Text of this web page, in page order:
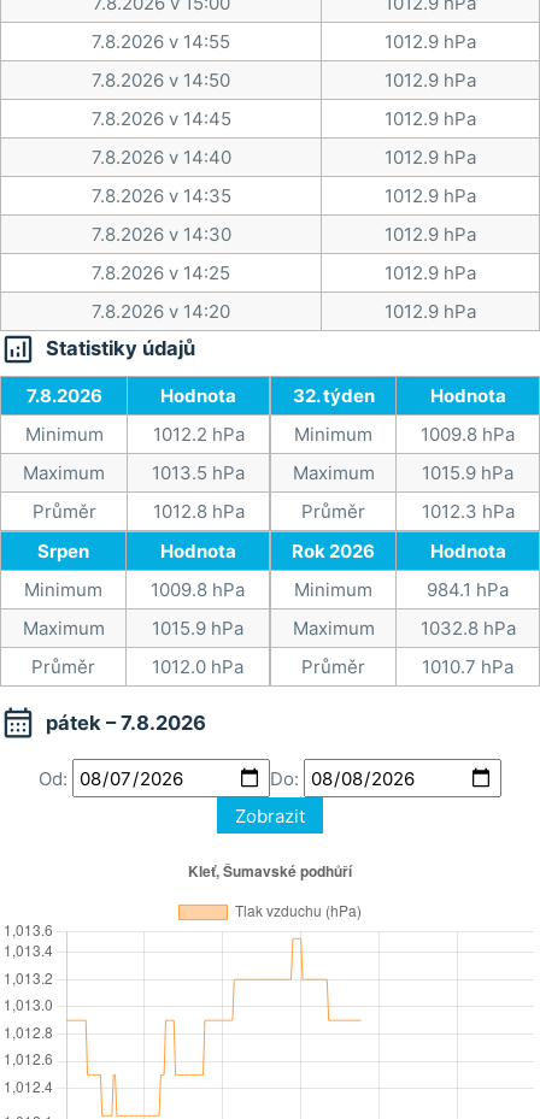
7.8.2026 v 14:55
1012.9 hPa
7.8.2026 v 14:50
1012.9 hPa
7.8.2026 v 14:45
1012.9 hPa
7.8.2026 v 14:40
1012.9 hPa
7.8.2026 v 14:35
1012.9 hPa
7.8.2026 v 14:30
1012.9 hPa
7.8.2026 v 14:25
1012.9 hPa
7.8.2026 v 14:20
1012.9 hPa
 Statistiky údajů
7.8.2026
Hodnota
Minimum
1012.2 hPa
Maximum
1013.5 hPa
Průměr
1012.8 hPa
32. týden
Hodnota
Minimum
1009.8 hPa
Maximum
1015.9 hPa
Průměr
1012.3 hPa
Srpen
Hodnota
Minimum
1009.8 hPa
Maximum
1015.9 hPa
Průměr
1012.0 hPa
Rok 2026
Hodnota
Minimum
984.1 hPa
Maximum
1032.8 hPa
Průměr
1010.7 hPa
 pátek – 7.8.2026
Od:
Do:
Zobrazit